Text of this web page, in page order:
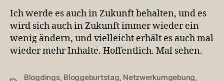
Ich werde es auch in Zukunft behalten, und es
wird sich auch in Zukunft immer wieder ein
wenig ändern, und vielleicht erhält es auch mal
wieder mehr Inhalte. Hoffentlich. Mal sehen.
Blogdings, Bloggeburtstag Netzwerkumgebung